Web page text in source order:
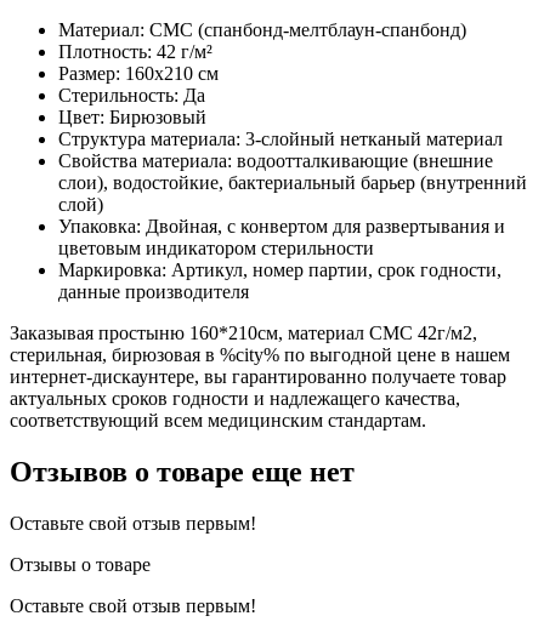
Материал: СМС (спанбонд-мелтблаун-спанбонд)
Плотность: 42 г/м²
Размер: 160х210 см
Стерильность: Да
Цвет: Бирюзовый
Структура материала: 3-слойный нетканый материал
Свойства материала: водоотталкивающие (внешние
слои), водостойкие, бактериальный барьер (внутренний
слой)
Упаковка: Двойная, с конвертом для развертывания и
цветовым индикатором стерильности
Маркировка: Артикул, номер партии, срок годности,
данные производителя
Заказывая простыню 160*210см, материал СМС 42г/м2,
стерильная, бирюзовая в %city% по выгодной цене в нашем
интернет-дискаунтере, вы гарантированно получаете товар
актуальных сроков годности и надлежащего качества,
соответствующий всем медицинским стандартам.
Отзывов о товаре еще нет
Оставьте свой отзыв первым!
Отзывы о товаре
Оставьте свой отзыв первым!